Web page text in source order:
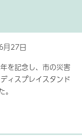
27日
を記念し、市の災害
ィスプレイスタンド